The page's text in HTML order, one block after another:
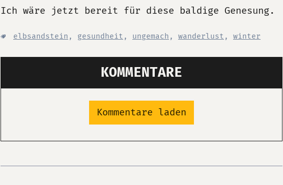
Ich wäre jetzt bereit für diese baldige Genesung.
elbsandstein , gesundheit , ungemach , wanderlust , winter
KOMMENTARE
Kommentare laden